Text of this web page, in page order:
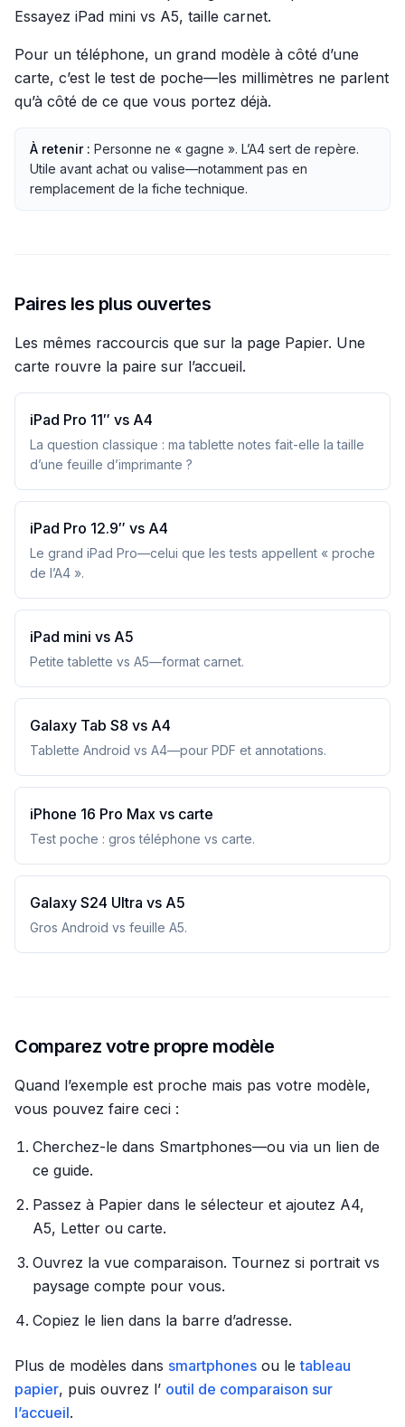
Essayez iPad mini vs A5, taille carnet.
Pour un téléphone, un grand modèle à côté d’une
carte, c’est le test de poche—les millimètres ne parlent
qu’à côté de ce que vous portez déjà.
À retenir : Personne ne « gagne ». L’A4 sert de repère.
Utile avant achat ou valise—notamment pas en
remplacement de la fiche technique.
Paires les plus ouvertes
Les mêmes raccourcis que sur la page Papier. Une
carte rouvre la paire sur l’accueil.
iPad Pro 11″ vs A4
La question classique : ma tablette notes fait-elle la taille
d’une feuille d’imprimante ?
iPad Pro 12.9″ vs A4
Le grand iPad Pro—celui que les tests appellent « proche
de l’A4 ».
iPad mini vs A5
Petite tablette vs A5—format carnet.
Galaxy Tab S8 vs A4
Tablette Android vs A4—pour PDF et annotations.
iPhone 16 Pro Max vs carte
Test poche : gros téléphone vs carte.
Galaxy S24 Ultra vs A5
Gros Android vs feuille A5.
Comparez votre propre modèle
Quand l’exemple est proche mais pas votre modèle,
vous pouvez faire ceci :
Cherchez-le dans Smartphones—ou via un lien de
ce guide.
Passez à Papier dans le sélecteur et ajoutez A4,
A5, Letter ou carte.
Ouvrez la vue comparaison. Tournez si portrait vs
paysage compte pour vous.
Copiez le lien dans la barre d’adresse.
Plus de modèles dans smartphones ou le tableau
papier, puis ouvrez l’ outil de comparaison sur
l’accueil.